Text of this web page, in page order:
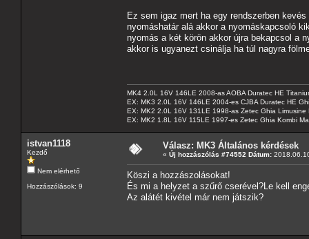
Ez sem igaz mert ha egy rendszerben
nyomáshatár alá akkor a nyomáskapcsoló
nyomás a két körön akkor újra bekapcsol a
akkor is ugyanezt csinálja ha túl nagyra
MK4 2.0L 16V 146LE 2008-as AOBA Duratec HE
EX: MK3 2.0L 16V 146LE 2004-es CJBA Duratec HE
EX: MK2 2.0L 16V 131LE 1998-as Zetec Ghia Limusine
EX: MK2 1.8L 16V 115LE 1997-es Zetec Ghia Kombi
istvan1118
Kezdő
Nem elérhető
Hozzászólások: 9
Válasz: MK3 Általános kérdések
« Új hozzászólás #74552 Dátum:
Köszi a hozzászolásokat!
És mi a helyzet a szűrő cserével?Le kell
Az alátét kivétel már nem játszik?